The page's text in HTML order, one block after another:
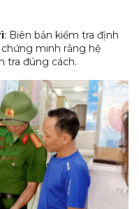
: Biên bản kiểm tra định
minh rằng hệ
tra đúng cách.